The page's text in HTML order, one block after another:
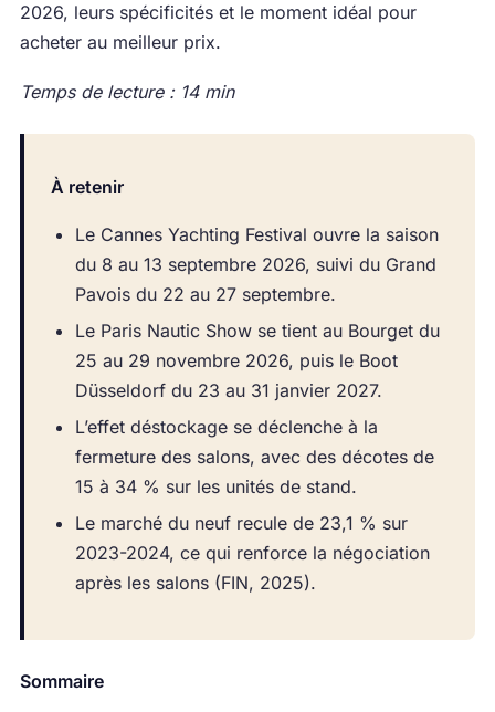
2026, leurs spécificités et le moment idéal pour
acheter au meilleur prix.
Temps de lecture : 14 min
À retenir
Le Cannes Yachting Festival ouvre la saison
du 8 au 13 septembre 2026, suivi du Grand
Pavois du 22 au 27 septembre.
Le Paris Nautic Show se tient au Bourget du
25 au 29 novembre 2026, puis le Boot
Düsseldorf du 23 au 31 janvier 2027.
L’effet déstockage se déclenche à la
fermeture des salons, avec des décotes de
15 à 34 % sur les unités de stand.
Le marché du neuf recule de 23,1 % sur
2023-2024, ce qui renforce la négociation
après les salons (FIN, 2025).
Sommaire